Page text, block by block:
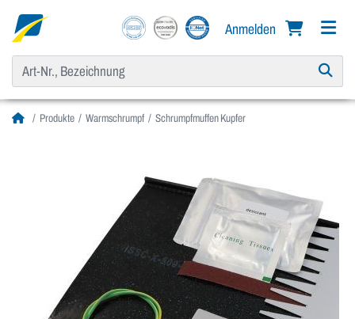
Anmelden
Produkte Warmschrumpf Schrumpfmuffen Kupfer